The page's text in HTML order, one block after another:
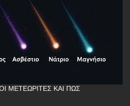
ΜΕΤΕΩΡΊΤΕΣ ΚΑΙ ΠΏΣ